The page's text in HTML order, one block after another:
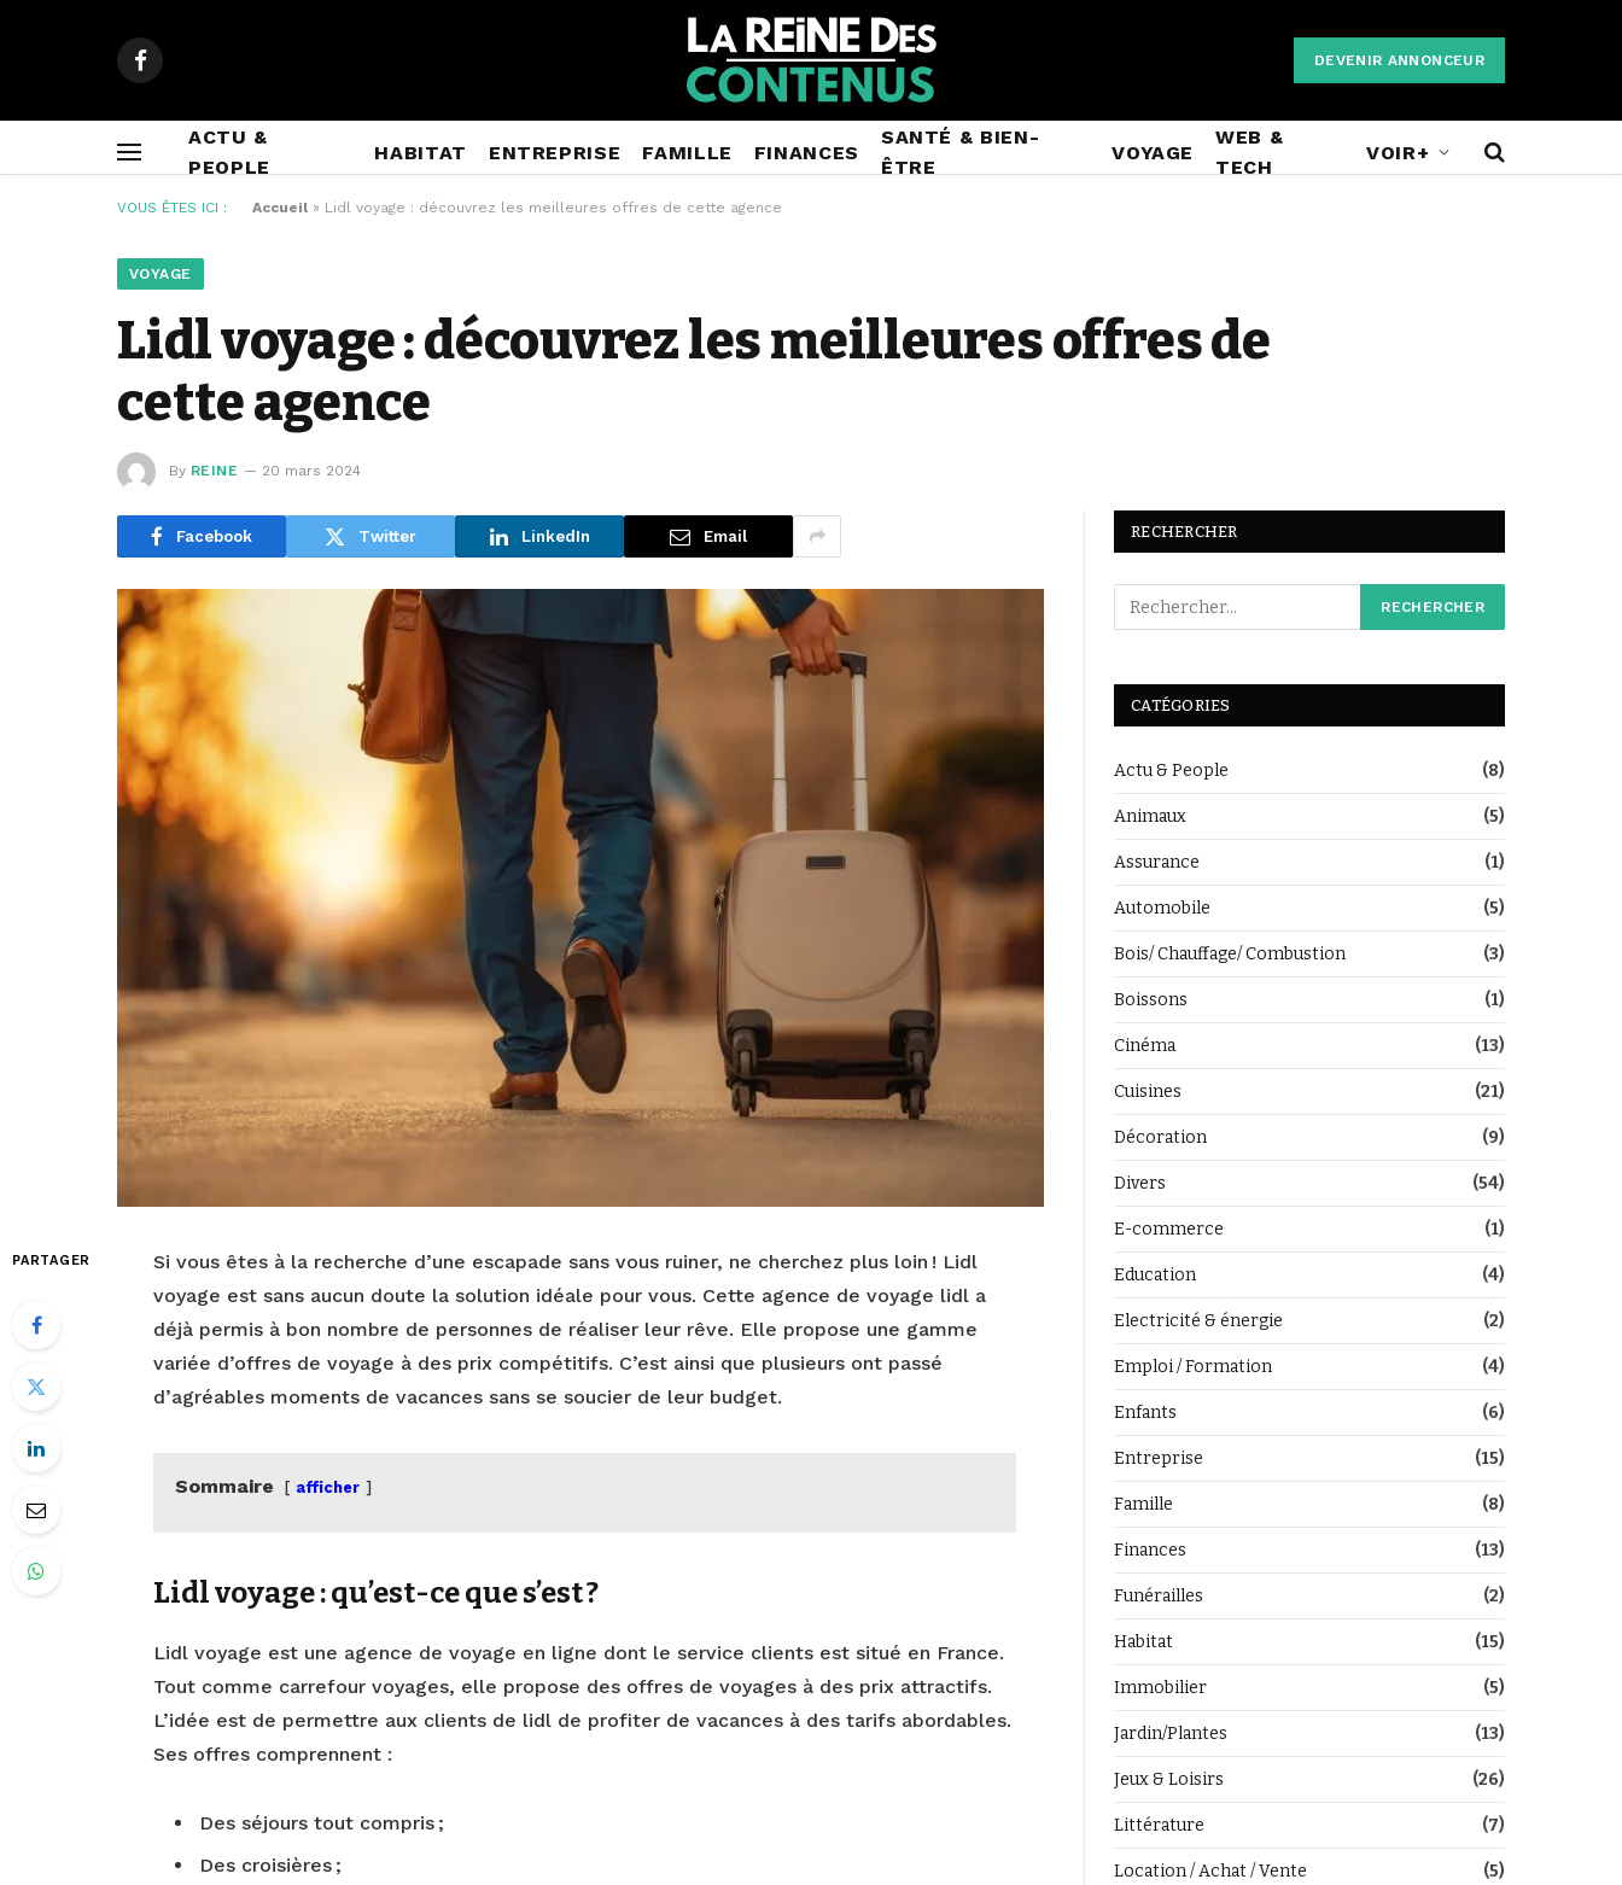
Facebook
DEVENIR ANNONCEUR
ACTU &
PEOPLE
HABITAT ENTREPRISE FAMILLE FINANCES
SANTÉ & BIEN-
ÊTRE
VOYAGE
WEB &
TECH
VOIR+
VOUS ÊTES ICI : Accueil » Lidl voyage : découvrez les meilleures offres de cette agence
VOYAGE
Lidl voyage : découvrez les meilleures offres de
cette agence
By REINE 20 mars 2024
Facebook Twitter LinkedIn Email
PARTAGER
Si vous êtes à la recherche d’une escapade sans vous ruiner, ne cherchez plus loin ! Lidl
voyage est sans aucun doute la solution idéale pour vous. Cette agence de voyage lidl a
déjà permis à bon nombre de personnes de réaliser leur rêve. Elle propose une gamme
variée d’offres de voyage à des prix compétitifs. C’est ainsi que plusieurs ont passé
d’agréables moments de vacances sans se soucier de leur budget.
Sommaire afficher
Lidl voyage : qu’est-ce que s’est ?
Lidl voyage est une agence de voyage en ligne dont le service clients est situé en France.
Tout comme carrefour voyages, elle propose des offres de voyages à des prix attractifs.
L’idée est de permettre aux clients de lidl de profiter de vacances à des tarifs abordables.
Ses offres comprennent :
Des séjours tout compris ;
Des croisières ;
RECHERCHER
CATÉGORIES
Actu & People (8)
Animaux (5)
Assurance (1)
Automobile (5)
Bois/ Chauffage/ Combustion (3)
Boissons (1)
Cinéma (13)
Cuisines (21)
Décoration (9)
Divers (54)
E-commerce (1)
Education (4)
Electricité & énergie (2)
Emploi / Formation (4)
Enfants (6)
Entreprise (15)
Famille (8)
Finances (13)
Funérailles (2)
Habitat (15)
Immobilier (5)
Jardin/Plantes (13)
Jeux & Loisirs (26)
Littérature (7)
Location / Achat / Vente (5)